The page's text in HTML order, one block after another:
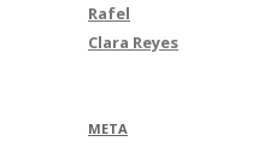
Rafel
Clara Reyes
META